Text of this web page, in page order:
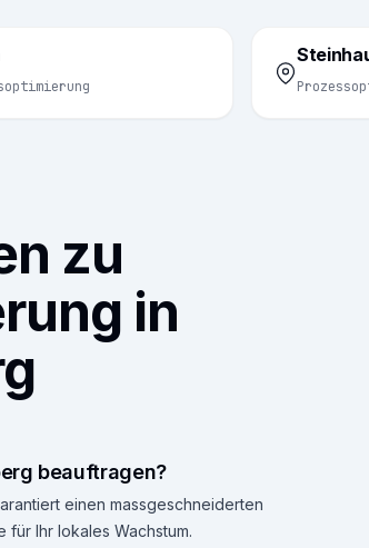
zu
in
beauftragen?
einen massgeschneiderten
Ihr lokales Wachstum.